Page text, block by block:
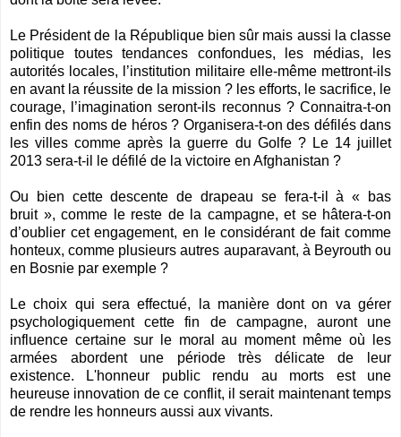
Le Président de la République bien sûr mais aussi la classe
politique toutes tendances confondues, les médias, les
autorités locales, l’institution militaire elle-même mettront-ils
en avant la réussite de la mission ? les efforts, le sacrifice, le
courage, l’imagination seront-ils reconnus ? Connaitra-t-on
enfin des noms de héros ? Organisera-t-on des défilés dans
les villes comme après la guerre du Golfe ? Le 14 juillet
2013 sera-t-il le défilé de la victoire en Afghanistan ?
Ou bien cette descente de drapeau se fera-t-il à « bas
bruit », comme le reste de la campagne, et se hâtera-t-on
d’oublier cet engagement, en le considérant de fait comme
honteux, comme plusieurs autres auparavant, à Beyrouth ou
en Bosnie par exemple ?
Le choix qui sera effectué, la manière dont on va gérer
psychologiquement cette fin de campagne, auront une
influence certaine sur le moral au moment même où les
armées abordent une période très délicate de leur
existence. L'honneur public rendu au morts est une
heureuse innovation de ce conflit, il serait maintenant temps
de rendre les honneurs aussi aux vivants.